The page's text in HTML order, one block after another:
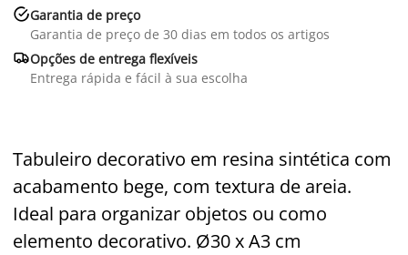
Garantia de preço
Garantia de preço de 30 dias em todos os artigos
Opções de entrega flexíveis
Entrega rápida e fácil à sua escolha
Tabuleiro decorativo em resina sintética com
acabamento bege, com textura de areia.
Ideal para organizar objetos ou como
elemento decorativo. Ø30 x A3 cm